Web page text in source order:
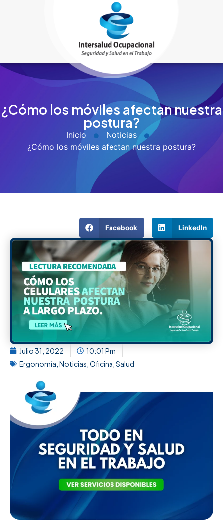
¿Cómo los móviles afectan nuestra
postura?
Inicio
Noticias
¿Cómo los móviles afectan nuestra postura?
Facebook LinkedIn
Julio 31, 2022
10:01 Pm
Ergonomía Noticias Oficina Salud